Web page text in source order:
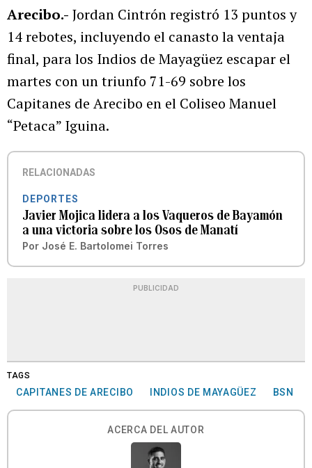
Arecibo.- Jordan Cintrón registró 13 puntos y
14 rebotes, incluyendo el canasto la ventaja
final, para los Indios de Mayagüez escapar el
martes con un triunfo 71-69 sobre los
Capitanes de Arecibo en el Coliseo Manuel
“Petaca” Iguina.
RELACIONADAS
DEPORTES
Javier Mojica lidera a los Vaqueros de Bayamón
a una victoria sobre los Osos de Manatí
Por José E. Bartolomei Torres
PUBLICIDAD
TAGS
CAPITANES DE ARECIBO INDIOS DE MAYAGÜEZ BSN
ACERCA DEL AUTOR